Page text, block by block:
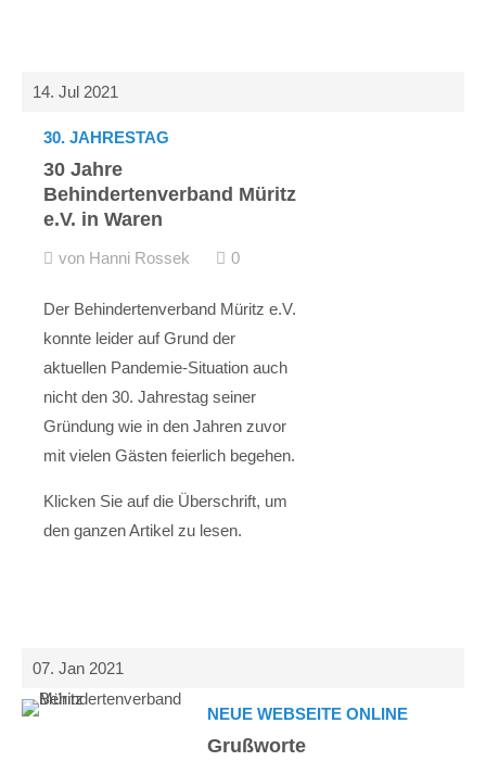
14. Jul 2021
30. JAHRESTAG
30 Jahre
Behindertenverband Müritz
e.V. in Waren
von Hanni Rossek 0
Der Behindertenverband Müritz e.V.
konnte leider auf Grund der
aktuellen Pandemie-Situation auch
nicht den 30. Jahrestag seiner
Gründung wie in den Jahren zuvor
mit vielen Gästen feierlich begehen.
Klicken Sie auf die Überschrift, um
den ganzen Artikel zu lesen.
07. Jan 2021
NEUE WEBSEITE ONLINE
Grußworte